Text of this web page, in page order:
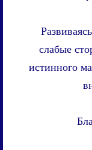
слабые
истинного